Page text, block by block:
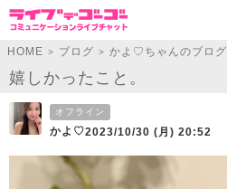
HOME > ブログ > かよ♡ちゃんのブログ
嬉しかったこと。
オフライン
かよ♡2023/10/30 (月) 20:52